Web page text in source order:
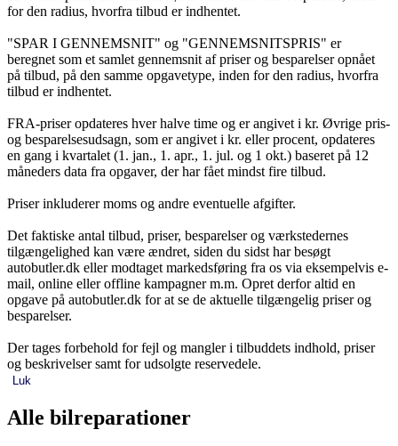
for den radius, hvorfra tilbud er indhentet.
"SPAR I GENNEMSNIT" og "GENNEMSNITSPRIS" er
beregnet som et samlet gennemsnit af priser og besparelser opnået
på tilbud, på den samme opgavetype, inden for den radius, hvorfra
tilbud er indhentet.
FRA-priser opdateres hver halve time og er angivet i kr. Øvrige pris-
og besparelsesudsagn, som er angivet i kr. eller procent, opdateres
en gang i kvartalet (1. jan., 1. apr., 1. jul. og 1 okt.) baseret på 12
måneders data fra opgaver, der har fået mindst fire tilbud.
Priser inkluderer moms og andre eventuelle afgifter.
Det faktiske antal tilbud, priser, besparelser og værkstedernes
tilgængelighed kan være ændret, siden du sidst har besøgt
autobutler.dk eller modtaget markedsføring fra os via eksempelvis e-
mail, online eller offline kampagner m.m. Opret derfor altid en
opgave på autobutler.dk for at se de aktuelle tilgængelig priser og
besparelser.
Der tages forbehold for fejl og mangler i tilbuddets indhold, priser
og beskrivelser samt for udsolgte reservedele.
Luk
Alle bilreparationer